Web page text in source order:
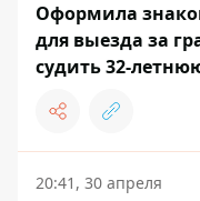
Оформила
для выезда за
судить 32-
20:41, 30 апреля